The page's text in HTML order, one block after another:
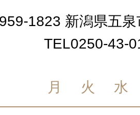
1823 新潟県五
TEL0250-43-
月 火 水